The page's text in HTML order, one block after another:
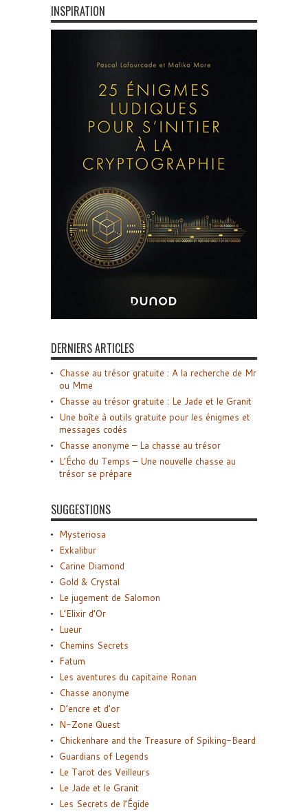
INSPIRATION
DERNIERS ARTICLES
Chasse au trésor gratuite : A la recherche de Mr
ou Mme
Chasse au trésor gratuite : Le Jade et le Granit
Une boîte à outils gratuite pour les énigmes et
messages codés
Chasse anonyme – La chasse au trésor
L’Écho du Temps – Une nouvelle chasse au
trésor se prépare
SUGGESTIONS
Mysteriosa
Exkalibur
Carine Diamond
Gold & Crystal
Le jugement de Salomon
L’Elixir d’Or
Lueur
Chemins Secrets
Fatum
Les aventures du capitaine Ronan
Chasse anonyme
D’encre et d’or
N-Zone Quest
Chickenhare and the Treasure of Spiking-Beard
Guardians of Legends
Le Tarot des Veilleurs
Le Jade et le Granit
Les Secrets de l’Égide